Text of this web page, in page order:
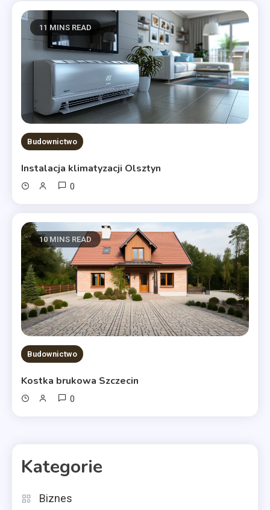
11 MINS READ
Budownictwo
Instalacja klimatyzacji Olsztyn
0
10 MINS READ
Budownictwo
Kostka brukowa Szczecin
0
Kategorie
Biznes